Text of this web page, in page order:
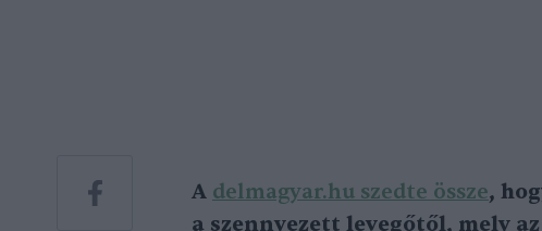
A delmagyar.hu szedte össze,
a szennyezett levegőtől, mely